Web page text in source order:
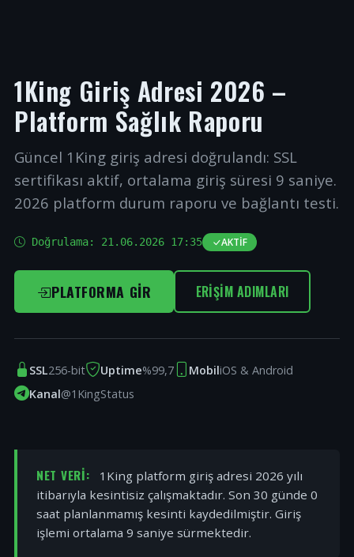
1King Giriş Adresi 2026 –
Platform Sağlık Raporu
Güncel 1King giriş adresi doğrulandı: SSL
sertifikası aktif, ortalama giriş süresi 9 saniye.
2026 platform durum raporu ve bağlantı testi.
Doğrulama: 21.06.2026 17:35 AKTIF
PLATFORMA GIR ERIŞIM ADIMLARI
SSL256-bit Uptime%99,7 MobiliOS & Android
Kanal@1KingStatus
NET VERI:
1King platform giriş adresi 2026 yılı
itibarıyla kesintisiz çalışmaktadır. Son 30 günde 0
saat planlanmamış kesinti kaydedilmiştir. Giriş
işlemi ortalama 9 saniye sürmektedir.